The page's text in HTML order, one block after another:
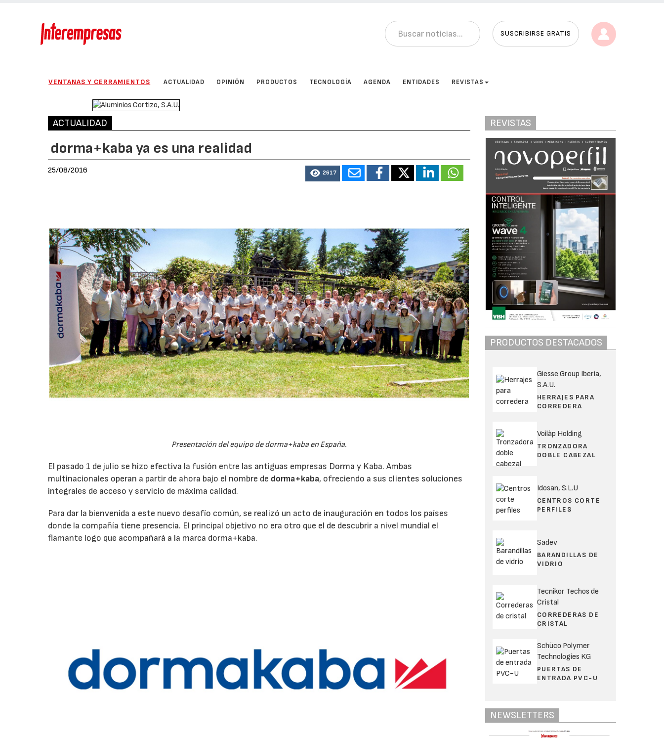
SUSCRIBIRSE GRATIS
VENTANAS Y CERRAMIENTOS ACTUALIDAD OPINIÓN PRODUCTOS TECNOLOGÍA AGENDA ENTIDADES REVISTAS
ACTUALIDAD
dorma+kaba ya es una realidad
25/08/2016 2617
Presentación del equipo de dorma+kaba en España.
El pasado 1 de julio se hizo efectiva la fusión entre las antiguas empresas Dorma y Kaba. Ambas
multinacionales operan a partir de ahora bajo el nombre de dorma+kaba, ofreciendo a sus clientes soluciones
integrales de acceso y servicio de máxima calidad.
Para dar la bienvenida a este nuevo desafío común, se realizó un acto de inauguración en todos los países
donde la compañía tiene presencia. El principal objetivo no era otro que el de descubrir a nivel mundial el
flamante logo que acompañará a la marca dorma+kaba.
REVISTAS
PRODUCTOS DESTACADOS
Giesse Group Iberia,
S.A.U.
HERRAJES PARA
CORREDERA
Voilàp Holding
TRONZADORA
DOBLE CABEZAL
Idosan, S.L.U
CENTROS CORTE
PERFILES
Sadev
BARANDILLAS DE
VIDRIO
Tecnikor Techos de
Cristal
CORREDERAS DE
CRISTAL
Schüco Polymer
Technologies KG
PUERTAS DE
ENTRADA PVC-U
NEWSLETTERS